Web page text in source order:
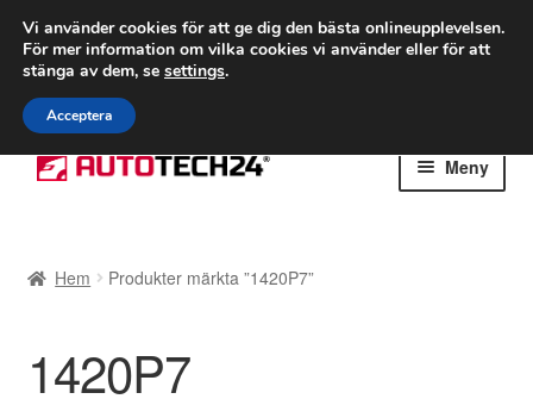
FRAKT från 75 kr
Världsomspännande frakt
Ring 766 924 713
Hoppa
till
Hoppa
till
Meny
Betalningar
Integritetspolicy
Hem Produkter märkta ”1420P7”
1420P7
Vi använder cookies för att ge dig den bästa onlineupplevelsen.
För mer information om vilka cookies vi använder eller för att
stänga av dem, se settings.
Acceptera